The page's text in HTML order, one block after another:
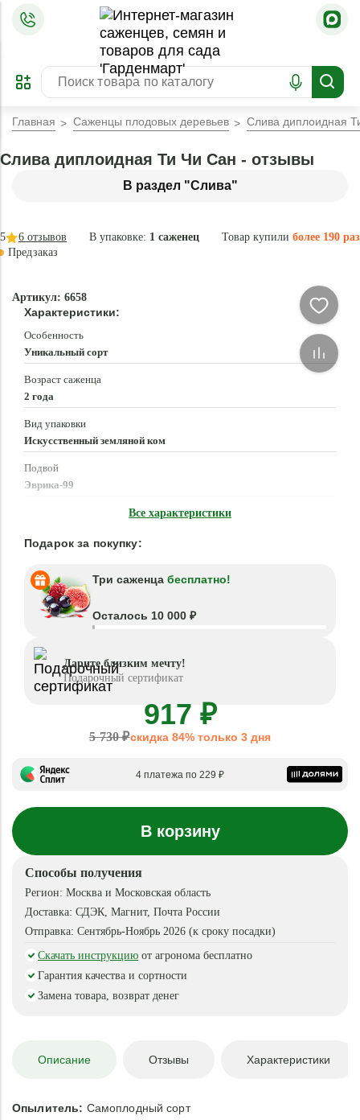
ПРЕДЗАКАЗ
ЗАБРОНИРОВАТЬ
ЛУЧШЕЕ
Главная Саженцы плодовых деревьев Слива диплоидная
В раздел "Слива"
Слива диплоидная Ти Чи Сан - отзывы
В упаковке: 1 саженец Товар купили более 190 раз
5 6 отзывов
Предзаказ
Артикул: 6658
Характеристики:
Особенность
Уникальный сорт
Возраст саженца
2 года
Вид упаковки
Искусственный земляной ком
Подвой
Эврика-99
Все характеристики
Подарок за покупку:
Три саженца бесплатно!
Осталось 10 000 ₽
Дарите близким мечту!
Подарочный сертификат
917 ₽
5 730 ₽скидка 84% только 3 дня
4 платежа по 229 ₽
В корзину
Способы получения
Регион: Москва и Московская область
Доставка: СДЭК, Магнит, Почта России
Отправка: Сентябрь-Ноябрь 2026 (к сроку посадки)
Скачать инструкцию от агронома бесплатно
Гарантия качества и сортности
Замена товара, возврат денег
Описание Отзывы Характеристики
Опылитель: Самоплодный сорт